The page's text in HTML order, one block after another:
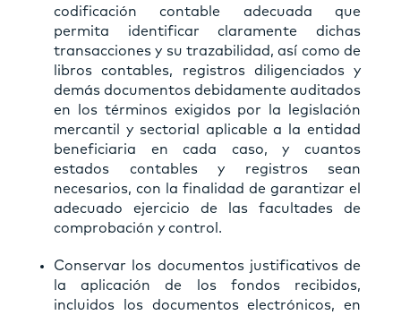
codificación contable adecuada que
permita identificar claramente dichas
transacciones y su trazabilidad, así como de
libros contables, registros diligenciados y
demás documentos debidamente auditados
en los términos exigidos por la legislación
mercantil y sectorial aplicable a la entidad
beneficiaria en cada caso, y cuantos
estados contables y registros sean
necesarios, con la finalidad de garantizar el
adecuado ejercicio de las facultades de
comprobación y control.
Conservar los documentos justificativos de
la aplicación de los fondos recibidos,
incluidos los documentos electrónicos, en